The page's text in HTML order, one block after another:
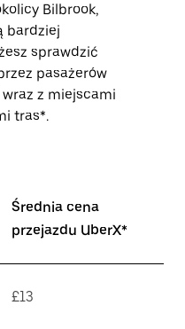
Bilbrook,
bardziej
sprawdzić
pasażerów
z miejscami
tras*.
Średnia cena
przejazdu UberX*
£13